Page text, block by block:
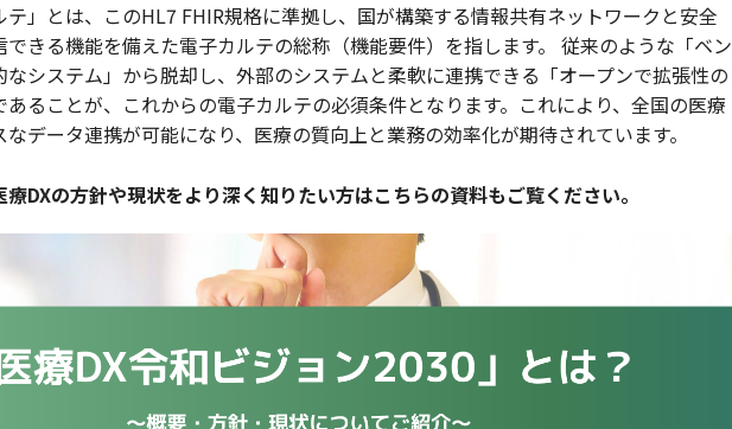
テ」とは、このHL7 FHIR規格に準拠し、国が構築する情報共有ネットワークと安全
できる機能を備えた電子カルテの総称（機能要件）を指します。 従来のような「ベン
なシステム」から脱却し、外部のシステムと柔軟に連携できる「オープンで拡張性の
ることが、これからの電子カルテの必須条件となります。これにより、全国の医療
データ連携が可能になり、医療の質向上と業務の効率化が期待されています。
DXの方針や現状をより深く知りたい方はこちらの資料もご覧ください。